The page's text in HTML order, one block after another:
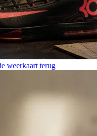
weerkaart terug